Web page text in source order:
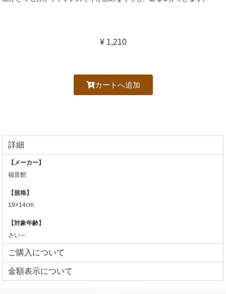
¥ 1,210
カートへ追加
詳細
【メーカー】
福音館
【規格】
19×14cm
【対象年齢】
さい～
ご購入について
⾦額表⽰について